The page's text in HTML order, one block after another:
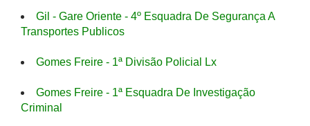
Gil - Gare Oriente - 4º Esquadra De Segurança A
Transportes Publicos
Gomes Freire - 1ª Divisão Policial Lx
Gomes Freire - 1ª Esquadra De Investigação
Criminal